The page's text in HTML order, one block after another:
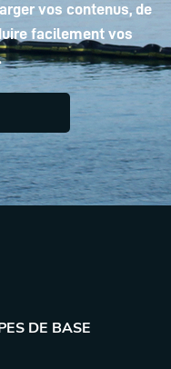
vos contenus, de
facilement vos
DE BASE